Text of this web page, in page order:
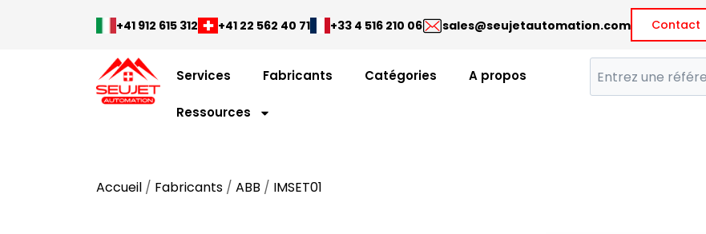
+41 912 615 312 +41 22 562 40 71 +33 4 516 210 06 sales@seujetautomation.com Contact
Services Fabricants Catégories A propos
Ressources
Accueil / Fabricants / ABB / IMSET01